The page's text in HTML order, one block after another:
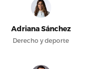
Adriana Sánchez
Derecho y deporte